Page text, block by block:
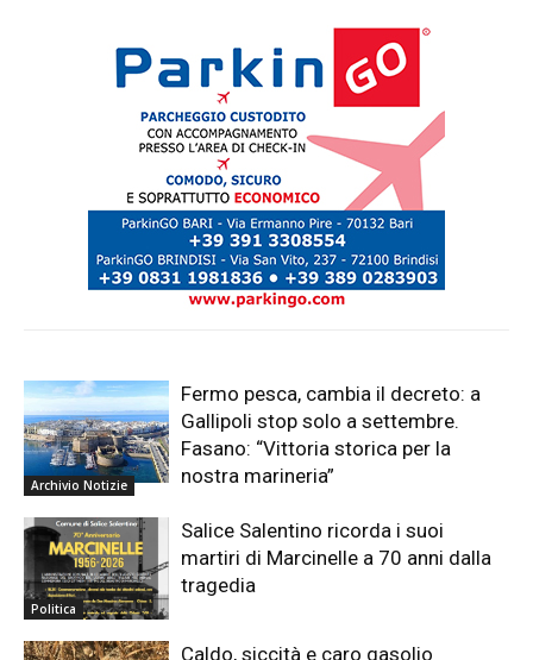
Archivio Notizie
Fermo pesca, cambia il decreto: a
Gallipoli stop solo a settembre.
Fasano: “Vittoria storica per la
nostra marineria”
Politica
Salice Salentino ricorda i suoi
martiri di Marcinelle a 70 anni dalla
tragedia
Caldo, siccità e caro gasolio